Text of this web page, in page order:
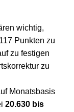
wichtig,
Punkten zu
zu festigen
zu
Monatsbasis
20.630 bis